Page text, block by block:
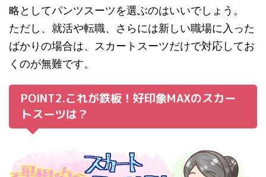
略としてパンツスーツを選ぶのはいいでしょう。
ただし、就活や転職、さらには新しい職場に入った
ばかりの場合は、スカートスーツだけで対応してお
くのが無難です。
POINT2.これが鉄板！好印象MAXのスカー
トスーツは？